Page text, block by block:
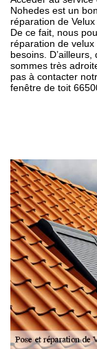
Nohedes est un
réparation de
De ce fait, nous
réparation de
besoins.
sommes très
pas à contacter
fenêtre de toit